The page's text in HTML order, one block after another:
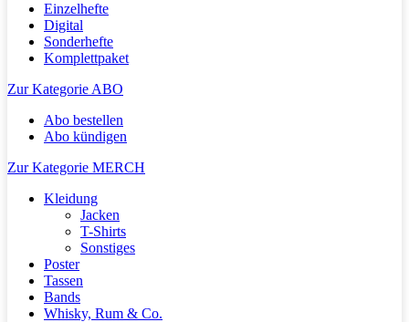
Einzelhefte
Digital
Sonderhefte
Komplettpaket
Zur Kategorie ABO
Abo bestellen
Abo kündigen
Zur Kategorie MERCH
Kleidung
Jacken
T-Shirts
Sonstiges
Poster
Tassen
Bands
Whisky, Rum & Co.